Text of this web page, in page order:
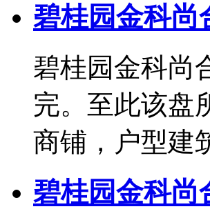
碧桂园金科尚
碧桂园金科尚
完。至此该盘
商铺，户型建
碧桂园金科尚